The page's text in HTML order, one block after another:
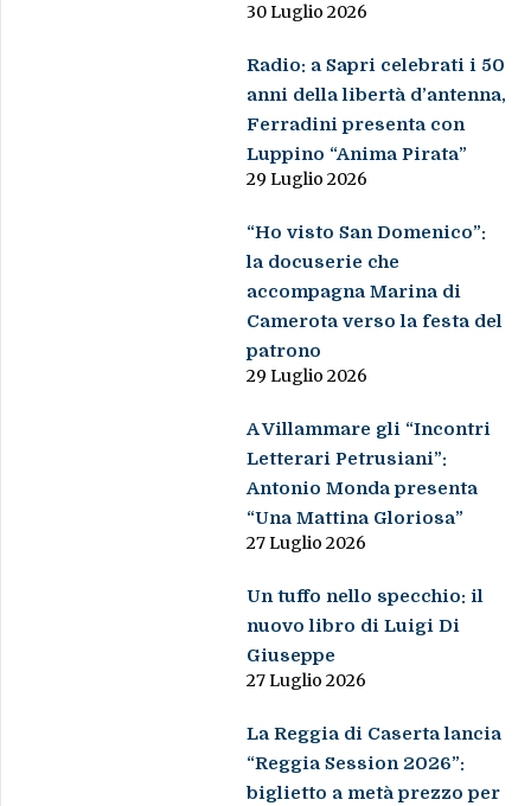
30 Luglio 2026
Radio: a Sapri celebrati i 50
anni della libertà d’antenna,
Ferradini presenta con
Luppino “Anima Pirata”
29 Luglio 2026
“Ho visto San Domenico”:
la docuserie che
accompagna Marina di
Camerota verso la festa del
patrono
29 Luglio 2026
A Villammare gli “Incontri
Letterari Petrusiani”:
Antonio Monda presenta
“Una Mattina Gloriosa”
27 Luglio 2026
Un tuffo nello specchio: il
nuovo libro di Luigi Di
Giuseppe
27 Luglio 2026
La Reggia di Caserta lancia
“Reggia Session 2026”:
biglietto a metà prezzo per